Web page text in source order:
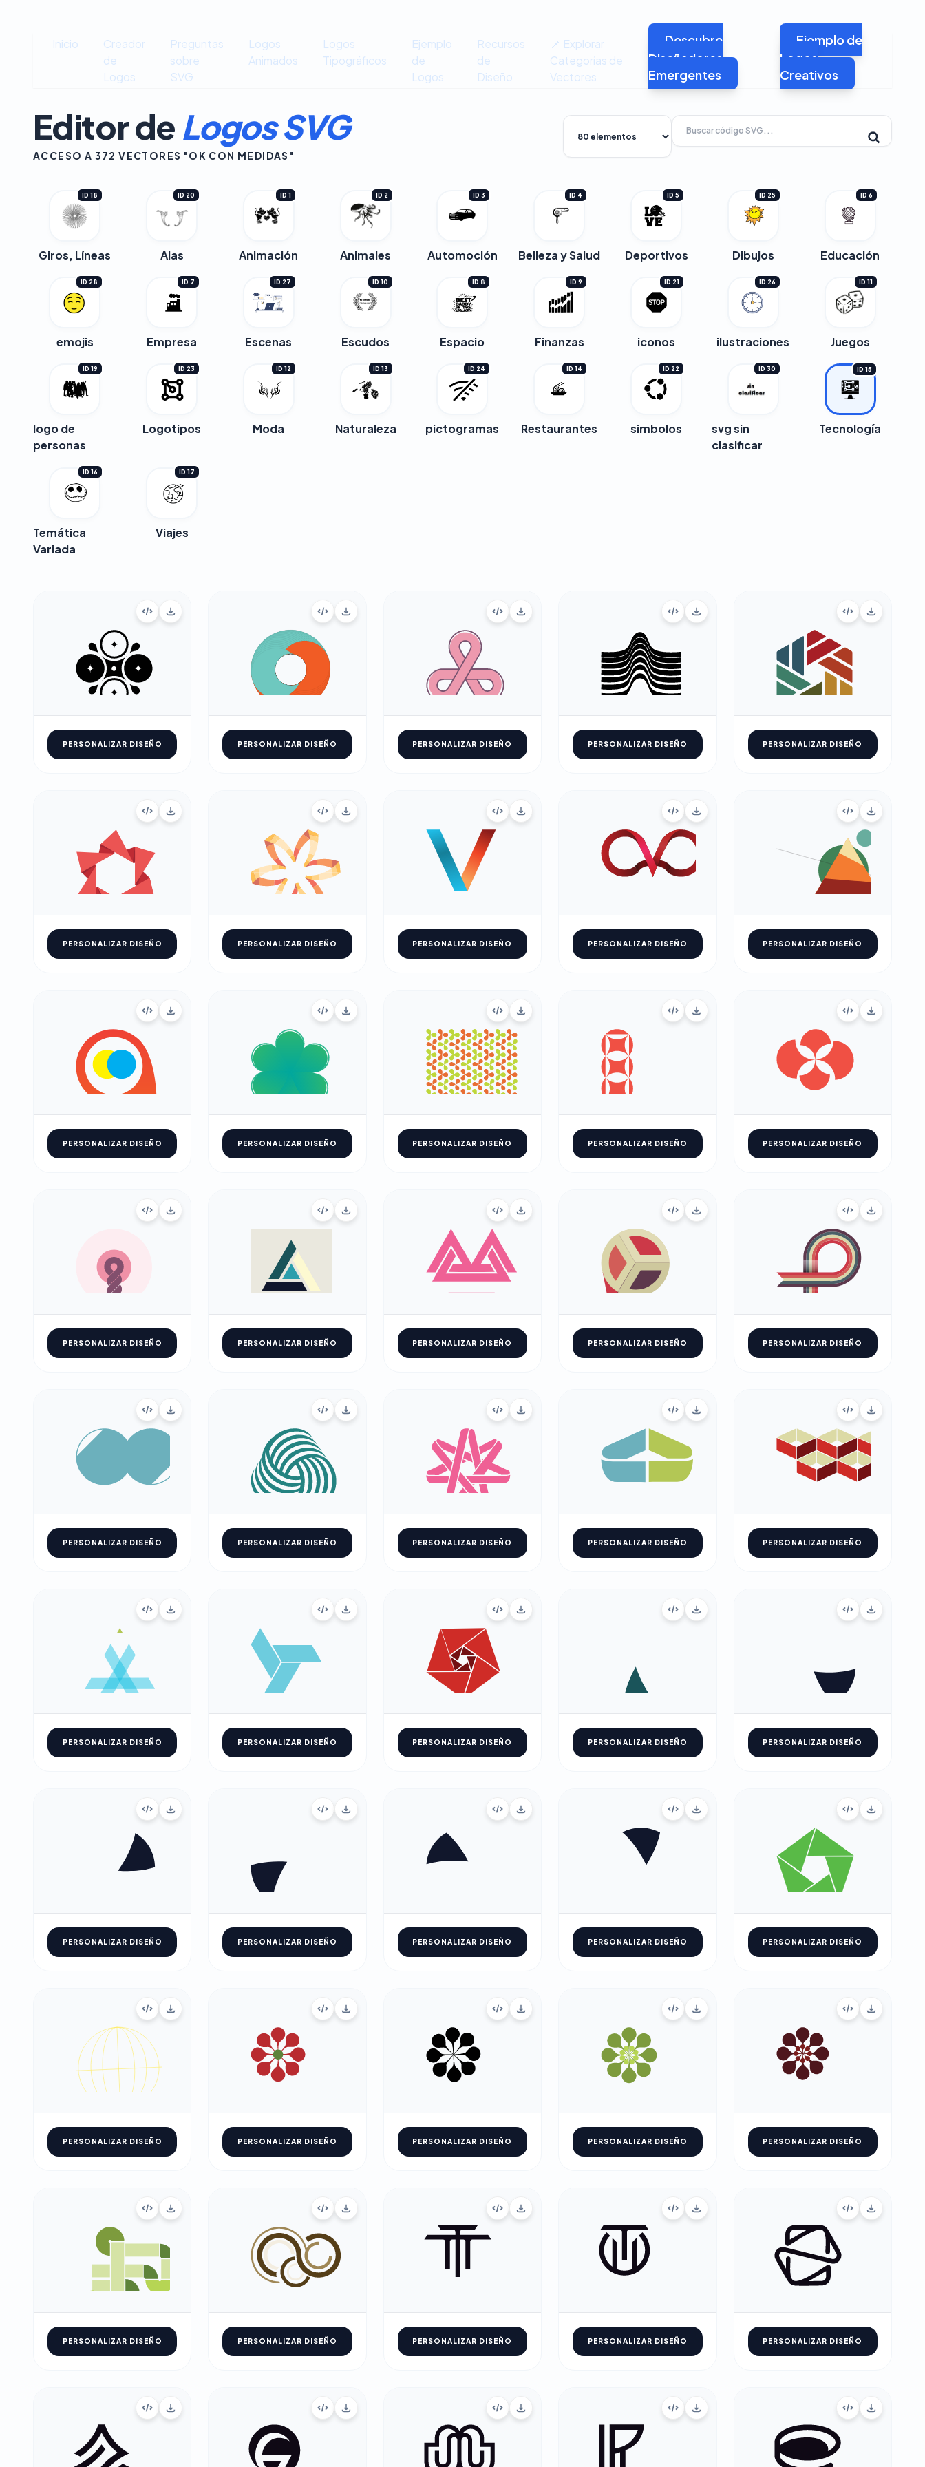
Inicio
Creador
de
Logos
Preguntas
sobre
SVG
Logos
Animados
Logos
Tipográficos
Ejemplo
de
Logos
Recursos
de
Diseño
📌 Explorar
Categorías de
Vectores
Descubre
Diseñadores
Emergentes
Ejemplo de
Logos
Creativos
Editor deLogos SVG
ACCESO A 372 VECTORES "OK CON MEDIDAS"
ID 18
Giros, Líneas
ID 20
Alas
ID 1
Animación
ID 2
Animales
ID 3
Automoción
ID 4
Belleza y Salud
ID 5
Deportivos
ID 25
Dibujos
ID 6
Educación
ID 28
emojis
ID 7
Empresa
ID 27
Escenas
ID 10
Escudos
ID 8
Espacio
ID 9
Finanzas
ID 21
iconos
ID 26
ilustraciones
ID 11
Juegos
ID 19
logo de
personas
ID 23
Logotipos
ID 12
Moda
ID 13
Naturaleza
ID 24
pictogramas
ID 14
Restaurantes
ID 22
simbolos
ID 30
svg sin
clasificar
ID 15
Tecnología
ID 16
Temática
Variada
ID 17
Viajes
PERSONALIZAR DISEÑO PERSONALIZAR DISEÑO PERSONALIZAR DISEÑO PERSONALIZAR DISEÑO PERSONALIZAR DISEÑO
PERSONALIZAR DISEÑO PERSONALIZAR DISEÑO PERSONALIZAR DISEÑO PERSONALIZAR DISEÑO PERSONALIZAR DISEÑO
PERSONALIZAR DISEÑO PERSONALIZAR DISEÑO PERSONALIZAR DISEÑO PERSONALIZAR DISEÑO PERSONALIZAR DISEÑO
PERSONALIZAR DISEÑO PERSONALIZAR DISEÑO PERSONALIZAR DISEÑO PERSONALIZAR DISEÑO PERSONALIZAR DISEÑO
PERSONALIZAR DISEÑO PERSONALIZAR DISEÑO PERSONALIZAR DISEÑO PERSONALIZAR DISEÑO PERSONALIZAR DISEÑO
PERSONALIZAR DISEÑO PERSONALIZAR DISEÑO PERSONALIZAR DISEÑO PERSONALIZAR DISEÑO PERSONALIZAR DISEÑO
PERSONALIZAR DISEÑO PERSONALIZAR DISEÑO PERSONALIZAR DISEÑO PERSONALIZAR DISEÑO PERSONALIZAR DISEÑO
PERSONALIZAR DISEÑO PERSONALIZAR DISEÑO PERSONALIZAR DISEÑO PERSONALIZAR DISEÑO PERSONALIZAR DISEÑO
PERSONALIZAR DISEÑO PERSONALIZAR DISEÑO PERSONALIZAR DISEÑO PERSONALIZAR DISEÑO PERSONALIZAR DISEÑO